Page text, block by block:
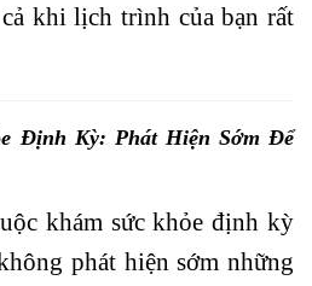
khi lịch trình của bạn rất
Định Kỳ: Phát Hiện Sớm Để
khám sức khỏe định kỳ
phát hiện sớm những